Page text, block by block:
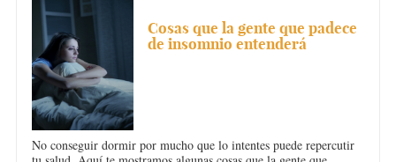
Cosas que la gente que padece
de insomnio entenderá
No conseguir dormir por mucho que lo intentes puede repercutir